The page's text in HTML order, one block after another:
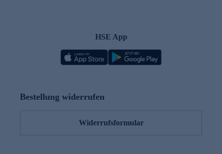
HSE App
Bestellung widerrufen
Widerrufsformular